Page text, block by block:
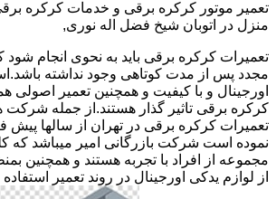
تعمیر موتور کرکره برقی و خدمات کرکره
منزل در اتوبان شیخ فضل اله نوری,
تعمیرات کرکره برقی باید به نحوی انجام شود
مجدد پس از مدت کوتاهی وجود نداشته
اورجینال و با کیفیت و همچنین تعمیر اصولی
کرکره برقی تاثیر گذار هستند.از جمله شرکت
تعمیرات کرکره برقی در تهران از سالها پیش
نموده است شرکت بازرگانی امیر میباشد که
مجموعه از افراد با تجربه هستند و همچنین
از لوازم یدکی اورجینال در روند تعمیر